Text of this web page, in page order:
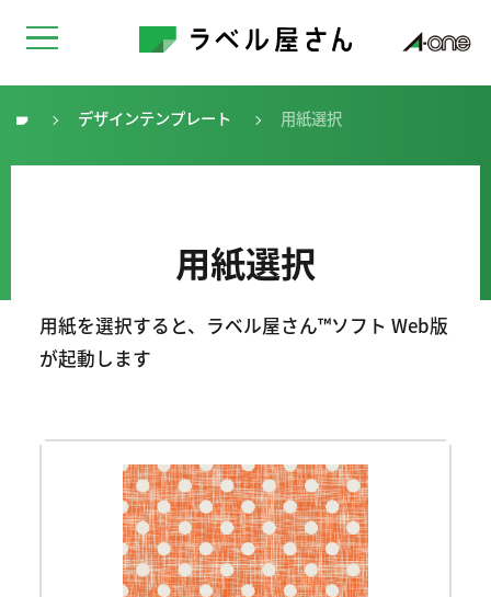
トップ デザインテンプレート 用紙選択
用紙選択
用紙を選択すると、ラベル屋さん™ソフト Web版
が起動します